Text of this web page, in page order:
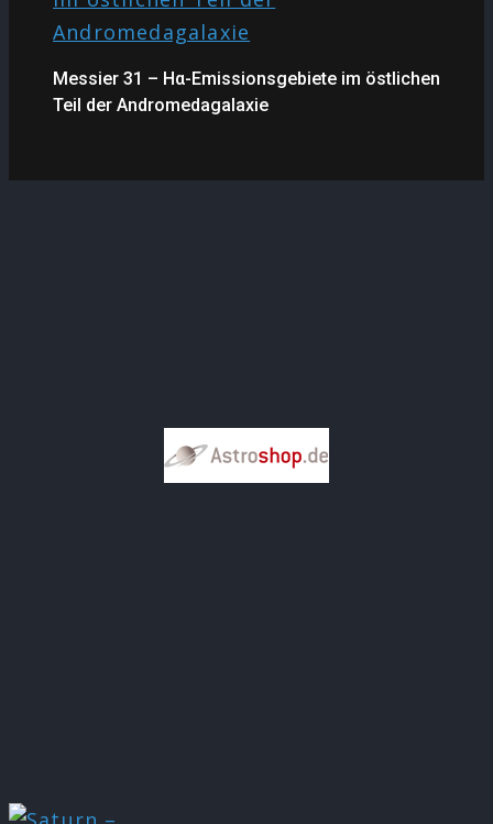
Messier 31 – Hα-Emissionsgebiete im östlichen
Teil der Andromedagalaxie